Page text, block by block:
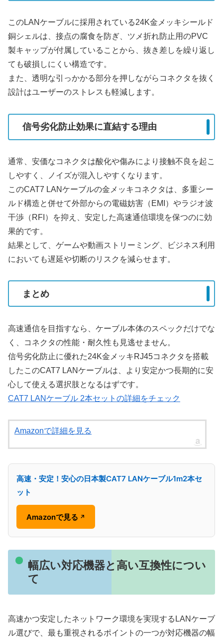
このLANケーブルに採用されている24K金メッキシールド
銅シェルは、接点の腐食を防ぎ、ツメ折れ防止用のPVC
製キャップが付属していることから、抜き差しを繰り返し
ても破損しにくい構造です。
また、透明な引っかかる部分を押しながらコネクタを抜く
設計はユーザーのストレスも軽減します。
信号劣化防止効果に直結する理由
通常、安価なコネクタは酸化や傷みにより接触不良を起こ
しやすく、ノイズが混入しやすくなります。
このCAT7 LANケーブルの金メッキコネクタは、多重シー
ルド構造と併せて外部からの電磁妨害（EMI）やラジオ波
干渉（RFI）を抑え、安定した高速通信環境を保つのに効
果的です。
結果として、ゲームや動画ストリーミング、ビジネス利用
においても遅延や切断のリスクを減らせます。
まとめ
高速通信を目指すなら、ケーブル本体のスペックだけでな
く、コネクタの性能・耐久性も見逃せません。
信号劣化防止に優れた24K金メッキRJ45コネクタを搭載
したこのCAT7 LANケーブルは、より安定かつ長期的に安
心して使える選択肢となるはずです。
CAT7 LANケーブル 2本セットの詳細をチェック
Amazonで詳細を見る
高速・安定！安心の日本製CAT7 LANケーブル1m2本セ
ット
Amazonで見る ↗
幅広い対応機器と高い互換性につい
て
高速かつ安定したネットワーク環境を実現するLANケーブ
ル選びで、最も重視されるポイントの一つが対応機器の幅